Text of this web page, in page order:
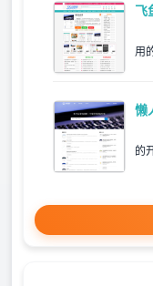
为
齐
航
飞
用
的